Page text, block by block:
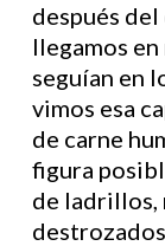
después
llegamos
seguían en
vimos esa
de carne
figura
de ladrillos,